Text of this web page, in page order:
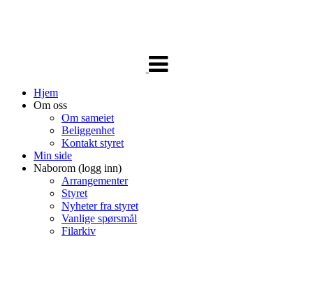
navigasjon
Hjem
Om oss
Om sameiet
Beliggenhet
Kontakt styret
Min side
Naborom (logg inn)
Arrangementer
Styret
Nyheter fra styret
Vanlige spørsmål
Filarkiv